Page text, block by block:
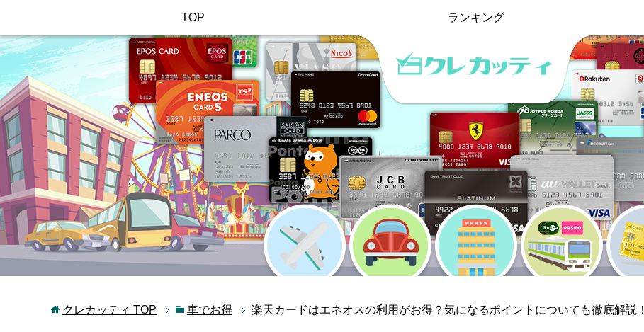
TOP ランキング
クレカッティ TOP 車でお得 楽天カードはエネオスの利用がお得？気になるポイントについても徹底解説！